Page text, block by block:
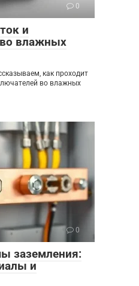
0
и
влажных
как проходит
во влажных
0
заземления:
и